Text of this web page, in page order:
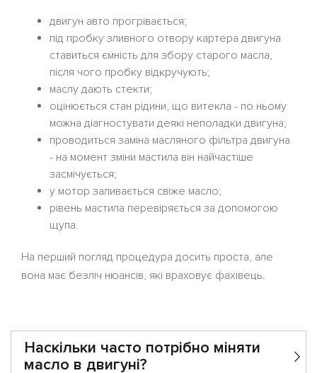
двигун авто прогрівається;
під пробку зливного отвору картера двигуна
ставиться ємність для збору старого масла,
після чого пробку відкручують;
маслу дають стекти;
оцінюється стан рідини, що витекла - по ньому
можна діагностувати деякі неполадки двигуна;
проводиться заміна масляного фільтра двигуна
- на момент зміни мастила він найчастіше
засмічується;
у мотор заливається свіже масло;
рівень мастила перевіряється за допомогою
щупа.
На перший погляд процедура досить проста, але
вона має безліч нюансів, які враховує фахівець.
Наскільки часто потрібно міняти
масло в двигуні?